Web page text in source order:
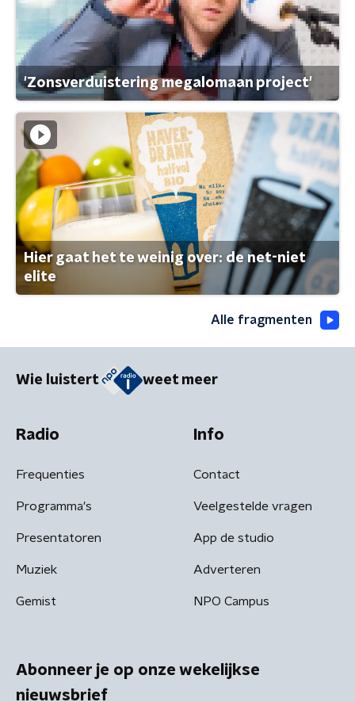
'Zonsverduistering megalomaan project'
Hier gaat het te weinig over: de net-niet
elite
Alle fragmenten
Wie luistert weet meer
Radio
Frequenties
Programma's
Presentatoren
Muziek
Gemist
Info
Contact
Veelgestelde vragen
App de studio
Adverteren
NPO Campus
Abonneer je op onze wekelijkse
nieuwsbrief